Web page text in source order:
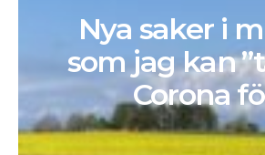
Nya saker i
som jag kan
Corona